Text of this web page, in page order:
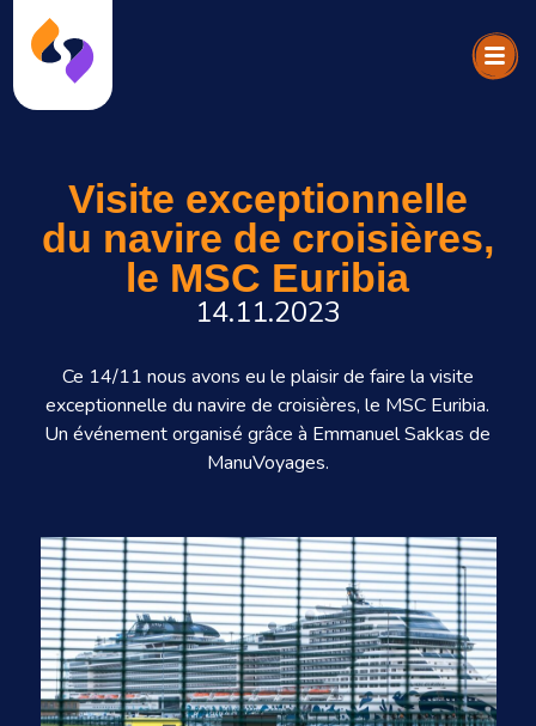
Visite exceptionnelle
du navire de croisières,
le MSC Euribia
14.11.2023
Ce 14/11 nous avons eu le plaisir de faire la visite
exceptionnelle du navire de croisières, le MSC Euribia.
Un événement organisé grâce à Emmanuel Sakkas de
ManuVoyages.